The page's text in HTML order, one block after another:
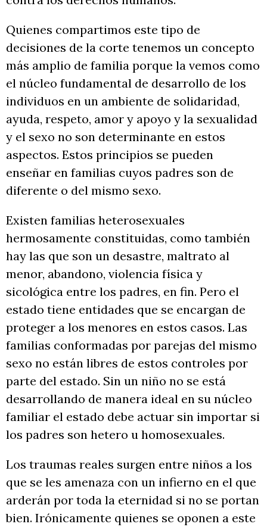
Quienes compartimos este tipo de
decisiones de la corte tenemos un concepto
más amplio de familia porque la vemos como
el núcleo fundamental de desarrollo de los
individuos en un ambiente de solidaridad,
ayuda, respeto, amor y apoyo y la sexualidad
y el sexo no son determinante en estos
aspectos. Estos principios se pueden
enseñar en familias cuyos padres son de
diferente o del mismo sexo.
Existen familias heterosexuales
hermosamente constituidas, como también
hay las que son un desastre, maltrato al
menor, abandono, violencia física y
sicológica entre los padres, en fin. Pero el
estado tiene entidades que se encargan de
proteger a los menores en estos casos. Las
familias conformadas por parejas del mismo
sexo no están libres de estos controles por
parte del estado. Sin un niño no se está
desarrollando de manera ideal en su núcleo
familiar el estado debe actuar sin importar si
los padres son hetero u homosexuales.
Los traumas reales surgen entre niños a los
que se les amenaza con un infierno en el que
arderán por toda la eternidad si no se portan
bien. Irónicamente quienes se oponen a este